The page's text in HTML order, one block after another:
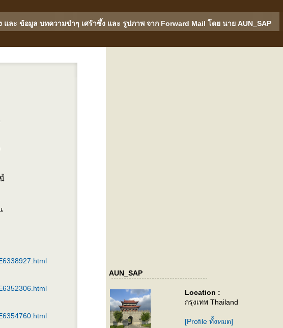
และ ข้อมูล บทความขำๆ เศร้าซึ้ง และ รูปภาพ จาก Forward Mail โดย นาย AUN_SAP
AUN_SAP
Location :
กรุงเทพ Thailand
[Profile ทั้งหมด]